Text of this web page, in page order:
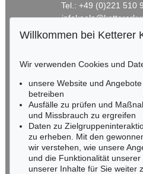
Tel.: +49 (0)221 510
HESSEN
Miriam Heß
Tel.: +49 (0)62 21 58
Fax: +49 (0)62 21 58
Nico Kassel,
Willkommen bei Ketterer
Wir verwenden Cookies und
unsere Website und
betreiben
Ausfälle zu prüfen und
und Missbrauch zu ergreifen
Daten zu
zu erheben. Mit den
wir verstehen, wie unsere
und die Funktionalität
unserer Inhalte für Sie weiter